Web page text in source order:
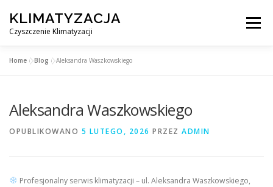
treści
KLIMATYZACJA
Czyszczenie Klimatyzacji
Menu
OBSŁUGIWANE MIASTA POD WARSZAWĄ
Home »Blog »Aleksandra Waszkowskiego
Aleksandra Waszkowskiego
OPUBLIKOWANO 5 LUTEGO, 2026 PRZEZ ADMIN
Profesjonalny serwis klimatyzacji – ul. Aleksandra Waszkowskiego,